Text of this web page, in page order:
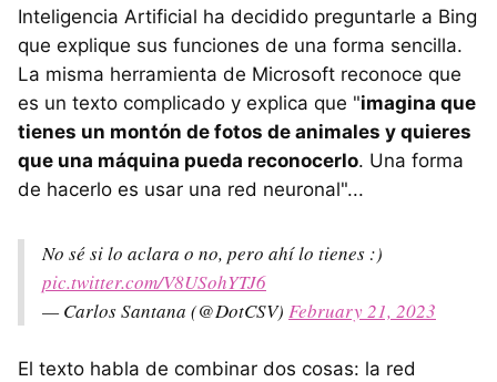
Inteligencia Artificial ha decidido preguntarle a Bing
que explique sus funciones de una forma sencilla.
La misma herramienta de Microsoft reconoce que
es un texto complicado y explica que "imagina que
tienes un montón de fotos de animales y quieres
que una máquina pueda reconocerlo. Una forma
de hacerlo es usar una red neuronal"...
No sé si lo aclara o no, pero ahí lo tienes :)
pic.twitter.com/V8USohYTJ6
— Carlos Santana (@DotCSV) February 21, 2023
El texto habla de combinar dos cosas: la red